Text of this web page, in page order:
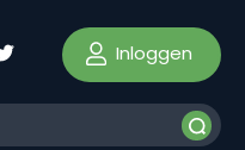
Inloggen